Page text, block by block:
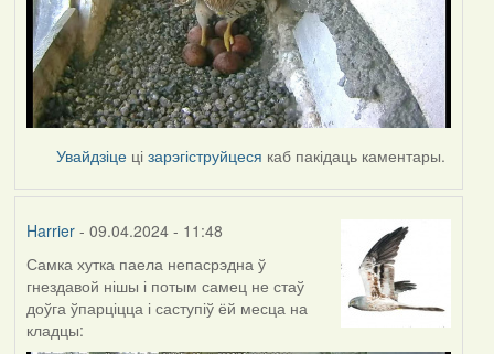
Увайдзіце цізарэгіструйцеся каб пакідаць каментары.
Harrier- 09.04.2024 - 11:48
Самка хутка паела непасрэдна ў
гнездавой нішы і потым самец не стаў
доўга ўпарціцца і саступіў ёй месца на
кладцы: